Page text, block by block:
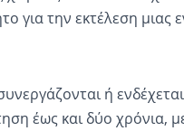
για την εκτέλεση μιας
ή
έως και δύο χρόνια,